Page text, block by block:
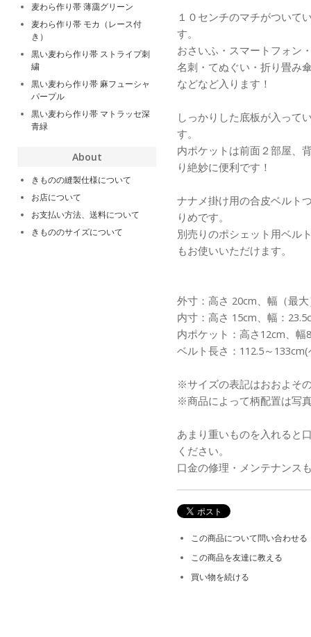
１０センチのマチがついて
す。
おさいふ・スマートフォン
名刺・てぬぐい・折り畳み
などなど入ります！
しっかりした底板が入って
す。
内ポケットは前面２部屋、
り絶妙に便利です！
ナナメ掛け用の合皮ベルト
りめです。
別売りのポシェット用ベル
もお使いいただけます。
外寸：高さ 20cm、幅（最
内寸：高さ 15cm、幅：
内ポケット：高さ12cm、
ベルト長さ：112.5～
※サイズの表記はおおよそ
※商品によって柄配置は写
あまり重いものを入れると
ください。
口金の修理・メンテナンス
この商品について問い合わせる
この商品を友達に教える
買い物を続ける
麦わら作り帯 薄靄グリーン
麦わら作り帯 モカ（レース付
き）
黒い麦わら作り帯 ストライプ刺
繍
黒い麦わら作り帯 麻フューシャ
パープル
黒い麦わら作り帯 マトラッセ深
青緑
About
きものの縫製仕様について
お店について
お支払い方法、送料について
きもののサイズについて